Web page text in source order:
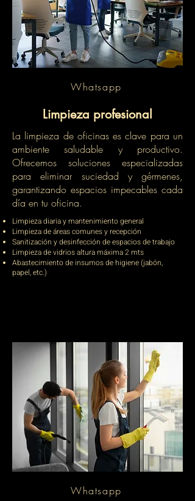
Whatsapp
Limpieza profesional
La limpieza de oficinas es clave para un
ambiente saludable y productivo.
Ofrecemos soluciones especializadas
para eliminar suciedad y gérmenes,
garantizando espacios impecables cada
día en tu oficina.
​Limpieza diaria y mantenimiento general
Limpieza de áreas comunes y recepción
Sanitización y desinfección de espacios de trabajo
Limpieza de vidrios altura máxima 2 mts
Abastecimiento de insumos de higiene (jabón,
papel, etc.)
Whatsapp